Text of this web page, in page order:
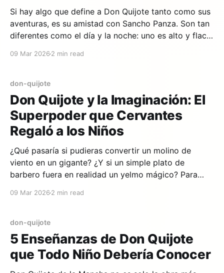
Si hay algo que define a Don Quijote tanto como sus
aventuras, es su amistad con Sancho Panza. Son tan
diferentes como el día y la noche: uno es alto y flaco,
09 Mar 2026 2 min read
don-quijote
Don Quijote y la Imaginación: El
Superpoder que Cervantes
Regaló a los Niños
¿Qué pasaría si pudieras convertir un molino de
viento en un gigante? ¿Y si un simple plato de
barbero fuera en realidad un yelmo mágico? Para
más famoso de
09 Mar 2026 2 min read
don-quijote
5 Enseñanzas de Don Quijote
que Todo Niño Debería Conocer